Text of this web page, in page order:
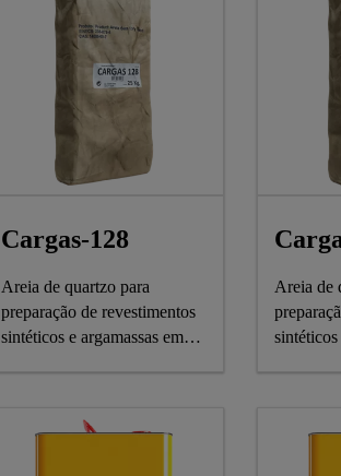
Cargas-128
Areia de quartzo para
preparação de revestimentos
sintéticos e argamassas em
Areia de
sintéticos